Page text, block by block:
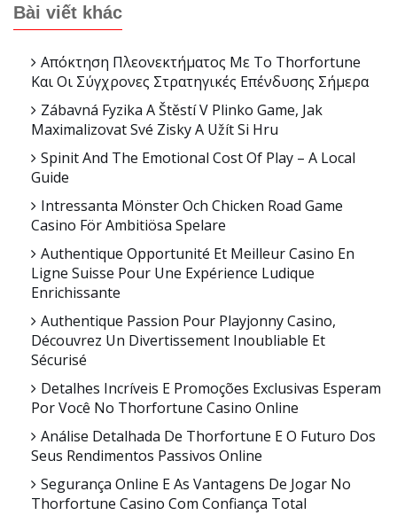
Bài viết khác
Απόκτηση Πλεονεκτήματος Με Το Thorfortune
Και Οι Σύγχρονες Στρατηγικές Επένδυσης Σήμερα
Zábavná Fyzika A Štěstí V Plinko Game, Jak
Maximalizovat Své Zisky A Užít Si Hru
Spinit And The Emotional Cost Of Play – A Local
Guide
Intressanta Mönster Och Chicken Road Game
Casino För Ambitiösa Spelare
Authentique Opportunité Et Meilleur Casino En
Ligne Suisse Pour Une Expérience Ludique
Enrichissante
Authentique Passion Pour Playjonny Casino,
Découvrez Un Divertissement Inoubliable Et
Sécurisé
Detalhes Incríveis E Promoções Exclusivas Esperam
Por Você No Thorfortune Casino Online
Análise Detalhada De Thorfortune E O Futuro Dos
Seus Rendimentos Passivos Online
Segurança Online E As Vantagens De Jogar No
Thorfortune Casino Com Confiança Total